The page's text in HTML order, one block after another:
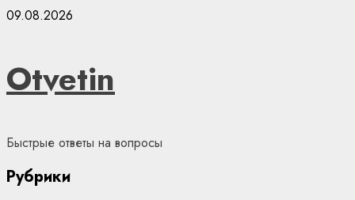
Skip
09.08.2026
Otvetin
Быстрые ответы на вопросы
Рубрики